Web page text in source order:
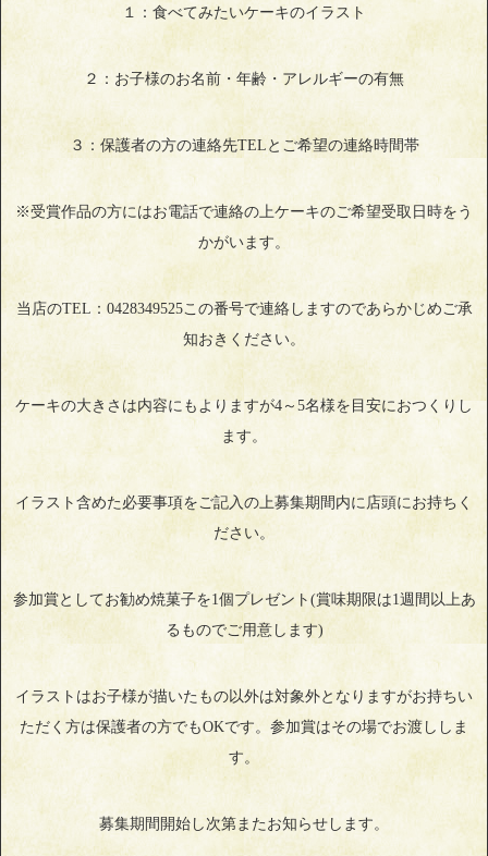
１：食べてみたいケーキのイラスト
２：お子様のお名前・年齢・アレルギーの有無
３：保護者の方の連絡先TELとご希望の連絡時間帯
※受賞作品の方にはお電話で連絡の上ケーキのご希望受取日時をう
かがいます。
当店のTEL：0428349525この番号で連絡しますのであらかじめご承
知おきください。
ケーキの大きさは内容にもよりますが4～5名様を目安におつくりし
ます。
イラスト含めた必要事項をご記入の上募集期間内に店頭にお持ちく
ださい。
参加賞としてお勧め焼菓子を1個プレゼント(賞味期限は1週間以上あ
るものでご用意します)
イラストはお子様が描いたもの以外は対象外となりますがお持ちい
ただく方は保護者の方でもOKです。参加賞はその場でお渡ししま
す。
募集期間開始し次第またお知らせします。